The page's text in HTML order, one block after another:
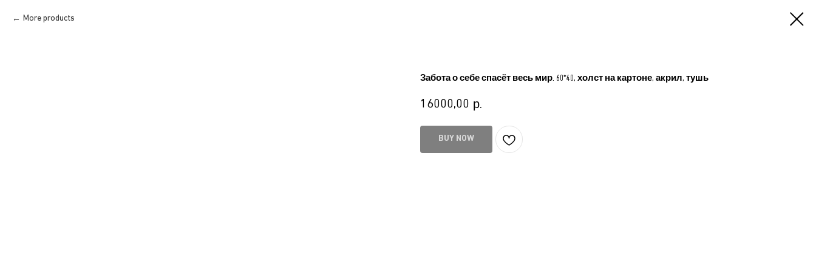
More products
Забота о себе спасёт весь мир. 60*40, холст на картоне, акрил, тушь
16000,00 р.
BUY NOW